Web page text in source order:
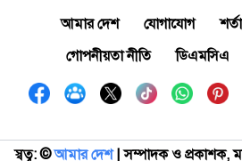
আমার দেশ যোগাযোগ
গোপনীয়তা নীতি
ডিএমসিএ
স্বত্ব: ©️আমার দেশ| সম্পাদক ও প্রকাশক,